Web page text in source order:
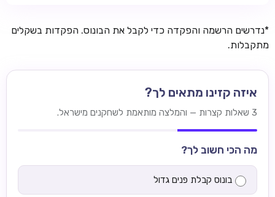
*נדרשים הרשמה והפקדה כדי לקבל את הבונוס. הפקדות בשקלים
מתקבלות.
איזה קזינו מתאים לך?
3 שאלות קצרות — והמלצה מותאמת לשחקנים מישראל.
מה הכי חשוב לך?
בונוס קבלת פנים גדול